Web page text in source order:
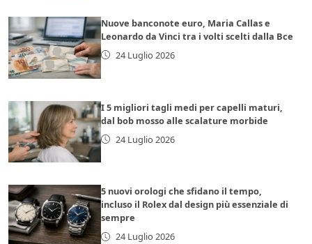
Nuove banconote euro, Maria Callas e
Leonardo da Vinci tra i volti scelti dalla Bce
24 Luglio 2026
I 5 migliori tagli medi per capelli maturi,
dal bob mosso alle scalature morbide
24 Luglio 2026
5 nuovi orologi che sfidano il tempo,
incluso il Rolex dal design più essenziale di
sempre
24 Luglio 2026